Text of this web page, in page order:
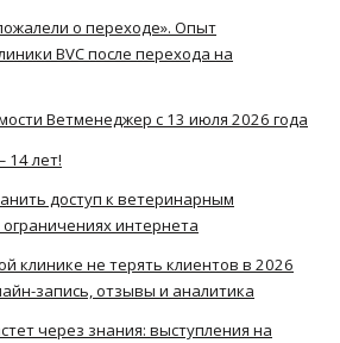
о переходе». Опыт
BVC после перехода на
Ветменеджер с 13 июля 2026 года
лет!
доступ к ветеринарным
интернета
клинике не терять клиентов в 2026
запись, отзывы и аналитика
через знания: выступления на